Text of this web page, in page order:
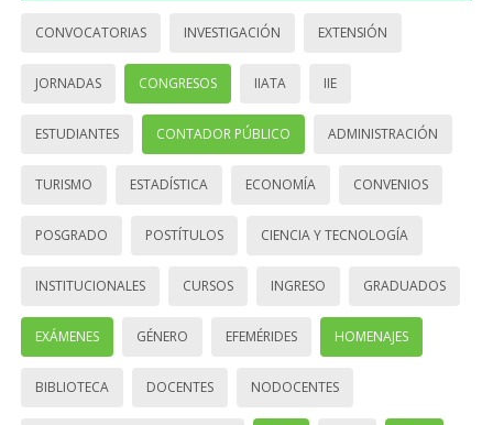
CONVOCATORIAS INVESTIGACIÓN EXTENSIÓN
JORNADAS CONGRESOS IIATA IIE
ESTUDIANTES CONTADOR PÚBLICO ADMINISTRACIÓN
TURISMO ESTADÍSTICA ECONOMÍA CONVENIOS
POSGRADO POSTÍTULOS CIENCIA Y TECNOLOGÍA
INSTITUCIONALES CURSOS INGRESO GRADUADOS
EXÁMENES GÉNERO EFEMÉRIDES HOMENAJES
BIBLIOTECA DOCENTES NODOCENTES